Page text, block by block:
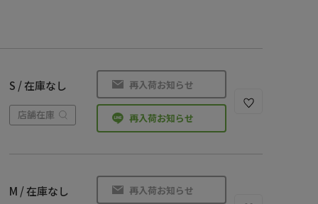
S / 在庫なし
店舗在庫
再入荷お知らせ
再入荷お知らせ
M / 在庫なし 再入荷お知らせ